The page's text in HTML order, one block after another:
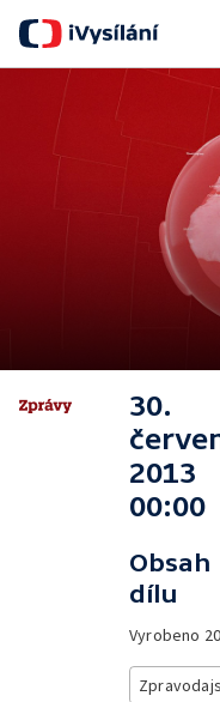
30.
2013
00:00
Obsah
dílu
Vyrobeno